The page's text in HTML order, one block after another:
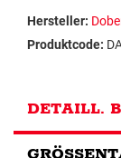
Hersteller:
Produktcode:
DETAILL.